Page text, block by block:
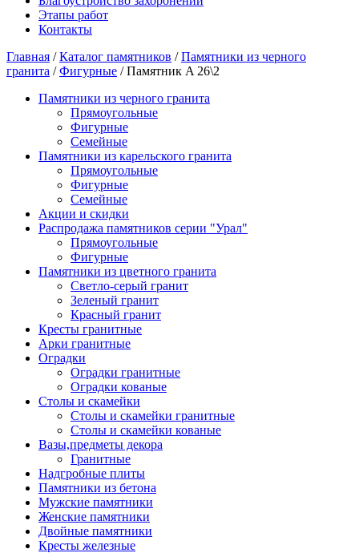
Этапы работ
Контакты
Главная /Каталог памятников /Памятники из черного
гранита /Фигурные / Памятник A 26\2
Памятники из черного гранита
Прямоугольные
Фигурные
Семейные
Памятники из карельского гранита
Прямоугольные
Фигурные
Семейные
Акции и скидки
Распродажа памятников серии "Урал"
Прямоугольные
Фигурные
Памятники из цветного гранита
Светло-серый гранит
Зеленый гранит
Красный гранит
Кресты гранитные
Арки гранитные
Оградки
Оградки гранитные
Оградки кованые
Столы и скамейки
Столы и скамейки гранитные
Столы и скамейки кованые
Вазы,предметы декора
Гранитные
Надгробные плиты
Памятники из бетона
Мужские памятники
Женские памятники
Двойные памятники
Кресты железные